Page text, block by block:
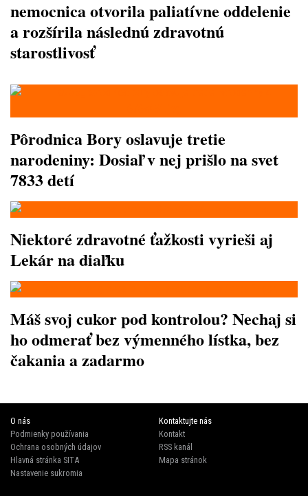
nemocnica otvorila paliatívne oddelenie
a rozšírila následnú zdravotnú
starostlivosť
Pôrodnica Bory oslavuje tretie
narodeniny: Dosiaľ v nej prišlo na svet
7833 detí
Niektoré zdravotné ťažkosti vyrieši aj
Lekár na diaľku
Máš svoj cukor pod kontrolou? Nechaj si
ho odmerať bez výmenného lístka, bez
čakania a zadarmo
O nás
Podmienky používania
Ochrana osobných údajov
Hlavná stránka SITA
Nastavenie sukromia
Kontaktujte nás
Kontakt
RSS kanál
Mapa stránok